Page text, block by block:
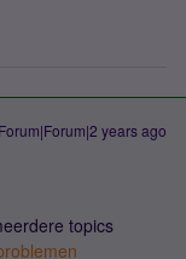
Forum|Forum|2 years ago
topics